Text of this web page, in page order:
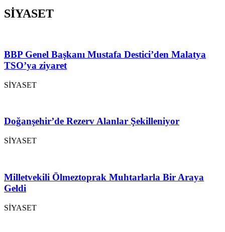
SİYASET
BBP Genel Başkanı Mustafa Destici’den Malatya
TSO’ya ziyaret
SİYASET
Doğanşehir’de Rezerv Alanlar Şekilleniyor
SİYASET
Milletvekili Ölmeztoprak Muhtarlarla Bir Araya
Geldi
SİYASET